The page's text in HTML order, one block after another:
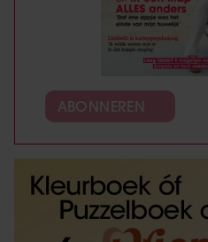
ABONNEREN